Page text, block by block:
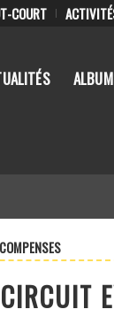
COURT